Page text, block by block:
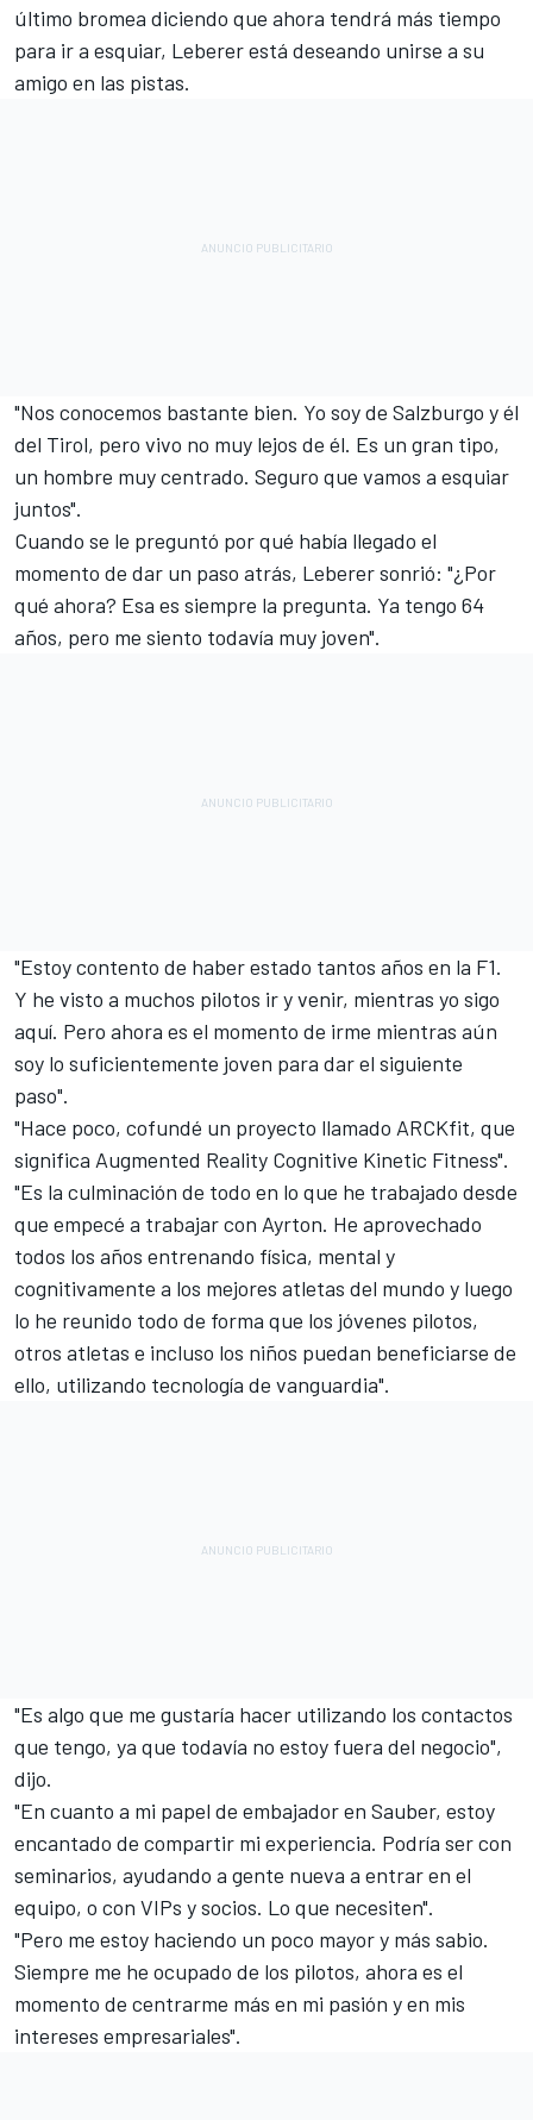
último bromea diciendo que ahora tendrá más tiempo
para ir a esquiar, Leberer está deseando unirse a su
amigo en las pistas.
"Nos conocemos bastante bien. Yo soy de Salzburgo y él
del Tirol, pero vivo no muy lejos de él. Es un gran tipo,
un hombre muy centrado. Seguro que vamos a esquiar
juntos".
Cuando se le preguntó por qué había llegado el
momento de dar un paso atrás, Leberer sonrió: "¿Por
qué ahora? Esa es siempre la pregunta. Ya tengo 64
años, pero me siento todavía muy joven".
"Estoy contento de haber estado tantos años en la F1.
Y he visto a muchos pilotos ir y venir, mientras yo sigo
aquí. Pero ahora es el momento de irme mientras aún
soy lo suficientemente joven para dar el siguiente
paso".
"Hace poco, cofundé un proyecto llamado ARCKfit, que
significa Augmented Reality Cognitive Kinetic Fitness".
"Es la culminación de todo en lo que he trabajado desde
que empecé a trabajar con Ayrton. He aprovechado
todos los años entrenando física, mental y
cognitivamente a los mejores atletas del mundo y luego
lo he reunido todo de forma que los jóvenes pilotos,
otros atletas e incluso los niños puedan beneficiarse de
ello, utilizando tecnología de vanguardia".
"Es algo que me gustaría hacer utilizando los contactos
que tengo, ya que todavía no estoy fuera del negocio",
dijo.
"En cuanto a mi papel de embajador en Sauber, estoy
encantado de compartir mi experiencia. Podría ser con
seminarios, ayudando a gente nueva a entrar en el
equipo, o con VIPs y socios. Lo que necesiten".
"Pero me estoy haciendo un poco mayor y más sabio.
Siempre me he ocupado de los pilotos, ahora es el
momento de centrarme más en mi pasión y en mis
intereses empresariales".